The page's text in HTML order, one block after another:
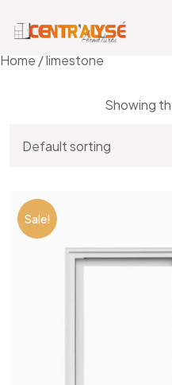
Home / limestone
Showing
Sale!